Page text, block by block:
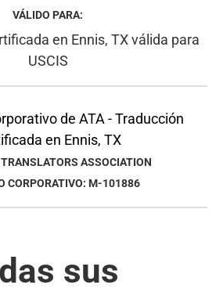
VÁLIDO PARA:
ASSOCIATION
CORPORATIVO: M-101886
sus